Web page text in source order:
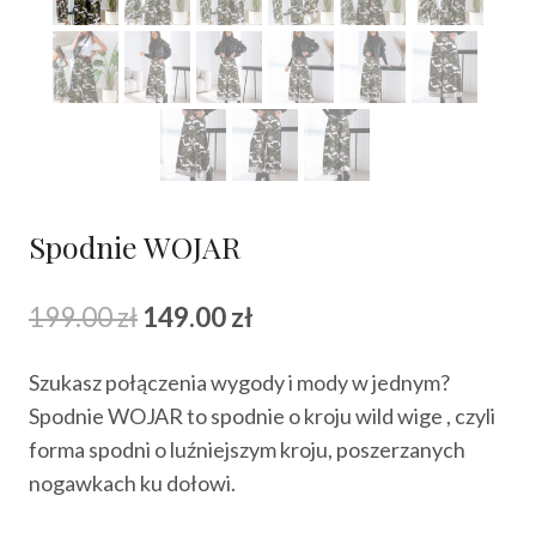
Spodnie WOJAR
199.00zł Pierwotna
wynosiła:
199.00 zł.
149.00zł
wynosi:
149.00 zł.
Szukasz połączenia wygody i mody w jednym?
Spodnie WOJAR to spodnie o kroju wild wige , czyli
forma spodni o luźniejszym kroju, poszerzanych
nogawkach ku dołowi.